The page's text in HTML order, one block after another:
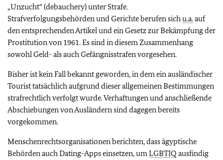
„Unzucht“ (debauchery) unter Strafe.
Strafverfolgungsbehörden und Gerichte berufen sichu.a.auf
den entsprechenden Artikel und ein Gesetz zur Bekämpfung der
Prostitution von 1961. Es sind in diesem Zusammenhang
sowohl Geld- als auch Gefängnisstrafen vorgesehen.
Bisher ist kein Fall bekannt geworden, in dem ein ausländischer
Tourist tatsächlich aufgrund dieser allgemeinen Bestimmungen
strafrechtlich verfolgt wurde. Verhaftungen und anschließende
Abschiebungen von Ausländern sind dagegen bereits
vorgekommen.
Menschenrechtsorganisationen berichten, dass ägyptische
Behörden auch Dating-Apps einsetzen, umLGBTIQ ausfindig